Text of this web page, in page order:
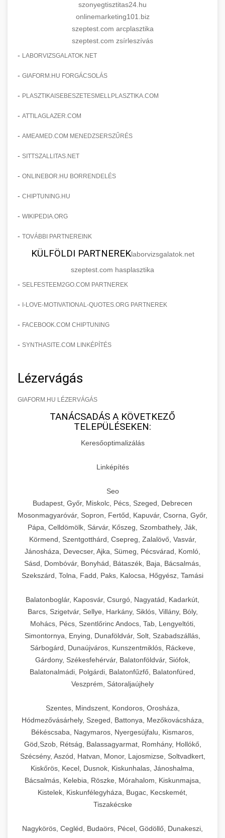
szonyegtisztitas24.hu
onlinemarketing101.biz
szeptest.com arcplasztika
szeptest.com zsírleszívás
- LABORVIZSGALATOK.NET
- GIAFORM.HU FORGÁCSOLÁS
- PLASZTIKAISEBESZETESMELLPLASZTIKA.COM
- ATTILAGLAZER.COM
- AMEAMED.COM MENEDZSERSZŰRÉS
- SITTSZALLITAS.NET
- ONLINEBOR.HU BORRENDELÉS
- CHIPTUNING.HU
- WIKIPEDIA.ORG
- TOVÁBBI PARTNEREINK
KÜLFÖLDI PARTNEREKlaborvizsgalatok.net
szeptest.com hasplasztika
- SELFESTEEM2GO.COM PARTNEREK
- I-LOVE-MOTIVATIONAL-QUOTES.ORG PARTNEREK
- FACEBOOK.COM CHIPTUNING
- SYNTHASITE.COM LINKÉPÍTÉS
Lézervágás
GIAFORM.HU LÉZERVÁGÁS
TANÁCSADÁS A KÖVETKEZŐ
TELEPÜLÉSEKEN:
Keresőoptimalizálás
Linképítés
Seo
Budapest, Győr, Miskolc, Pécs, Szeged, Debrecen
Mosonmagyaróvár, Sopron, Fertőd, Kapuvár, Csorna, Győr,
Pápa, Celldömölk, Sárvár, Kőszeg, Szombathely, Ják,
Körmend, Szentgotthárd, Csepreg, Zalalövő, Vasvár,
Jánosháza, Devecser, Ajka, Sümeg, Pécsvárad, Komló,
Sásd, Dombóvár, Bonyhád, Bátaszék, Baja, Bácsalmás,
Szekszárd, Tolna, Fadd, Paks, Kalocsa, Hőgyész, Tamási
Balatonboglár, Kaposvár, Csurgó, Nagyatád, Kadarkút,
Barcs, Szigetvár, Sellye, Harkány, Siklós, Villány, Bóly,
Mohács, Pécs, Szentlőrinc Andocs, Tab, Lengyeltóti,
Simontornya, Enying, Dunaföldvár, Solt, Szabadszállás,
Sárbogárd, Dunaújváros, Kunszentmiklós, Ráckeve,
Gárdony, Székesfehérvár, Balatonföldvár, Siófok,
Balatonalmádi, Polgárdi, Balatonfűzfő, Balatonfüred,
Veszprém, Sátoraljaújhely
Szentes, Mindszent, Kondoros, Orosháza,
Hódmezővásárhely, Szeged, Battonya, Mezőkovácsháza,
Békéscsaba, Nagymaros, Nyergesújfalu, Kismaros,
Göd,Szob, Rétság, Balassagyarmat, Romhány, Hollókő,
Szécsény, Aszód, Hatvan, Monor, Lajosmizse, Soltvadkert,
Kiskőrös, Kecel, Dusnok, Kiskunhalas, Jánoshalma,
Bácsalmás, Kelebia, Röszke, Mórahalom, Kiskunmajsa,
Kistelek, Kiskunfélegyháza, Bugac, Kecskemét,
Tiszakécske
Nagykörös, Cegléd, Budaörs, Pécel, Gödöllő, Dunakeszi,